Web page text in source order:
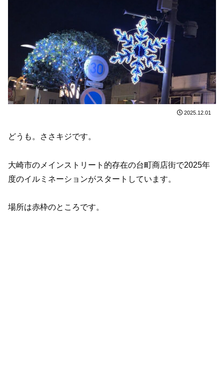
2025.12.01
どうも。ささキジです。
大崎市のメインストリート的存在の台町商店街で2025年
度のイルミネーションがスタートしています。
場所は赤枠のところです。